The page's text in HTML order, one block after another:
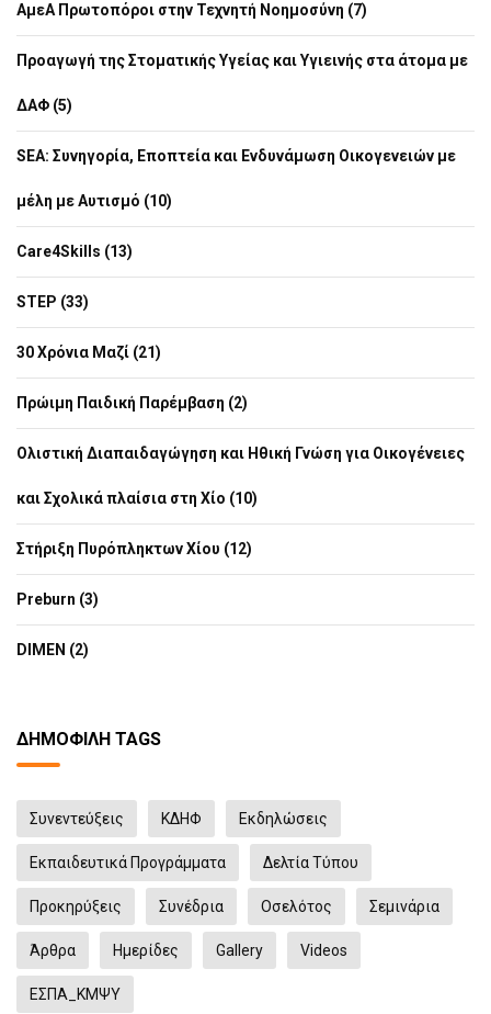
ΑμεΑ Πρωτοπόροι στην Τεχνητή Νοημοσύνη (7)
Προαγωγή της Στοματικής Υγείας και Υγιεινής στα άτομα με
ΔΑΦ (5)
SEA: Συνηγορία, Εποπτεία και Ενδυνάμωση Οικογενειών με
μέλη με Αυτισμό (10)
Care4Skills (13)
STEP (33)
30 Χρόνια Μαζί (21)
Πρώιμη Παιδική Παρέμβαση (2)
Ολιστική Διαπαιδαγώγηση και Ηθική Γνώση για Οικογένειες
και Σχολικά πλαίσια στη Χίο (10)
Στήριξη Πυρόπληκτων Χίου (12)
Preburn (3)
DIMEN (2)
ΔΗΜΟΦΙΛΉ TAGS
Συνεντεύξεις ΚΔΗΦ Eκδηλώσεις
Εκπαιδευτικά Προγράμματα Δελτία Τύπου
Προκηρύξεις Συνέδρια Οσελότος Σεμινάρια
Άρθρα Ημερίδες Gallery Videos
ΕΣΠΑ_ΚΜΨΥ